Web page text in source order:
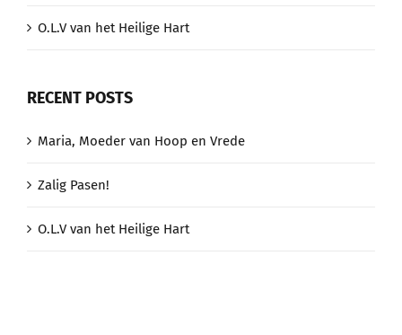
O.L.V van het Heilige Hart
RECENT POSTS
Maria, Moeder van Hoop en Vrede
Zalig Pasen!
O.L.V van het Heilige Hart